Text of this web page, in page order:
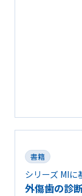
書籍
シリーズ MI
外傷歯の診